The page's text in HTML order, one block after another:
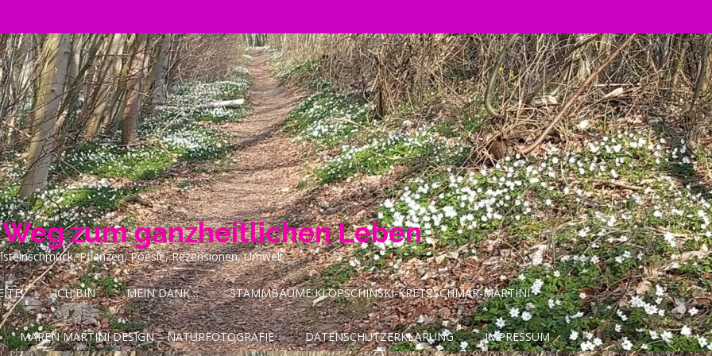
zum ganzheitlichen Leben
Pflanzen, Poesie, Rezensionen, Umwelt
ICH BIN MEIN DANK… STAMMBÄUME KLOPSCHINSKI-KRETZSCHMAR-MARTINI
MAREN MARTINI DESIGN – NATURFOTOGRAFIE DATENSCHUTZERKLÄRUNG IMPRESSUM